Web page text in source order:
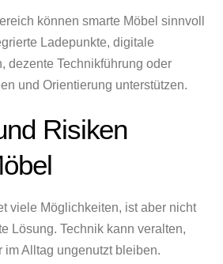
können smarte Möbel sinnvoll
Ladepunkte, digitale
dezente Technikführung oder
und Orientierung unterstützen.
Risiken
viele Möglichkeiten, ist aber nicht
Lösung. Technik kann veralten,
im Alltag ungenutzt bleiben.